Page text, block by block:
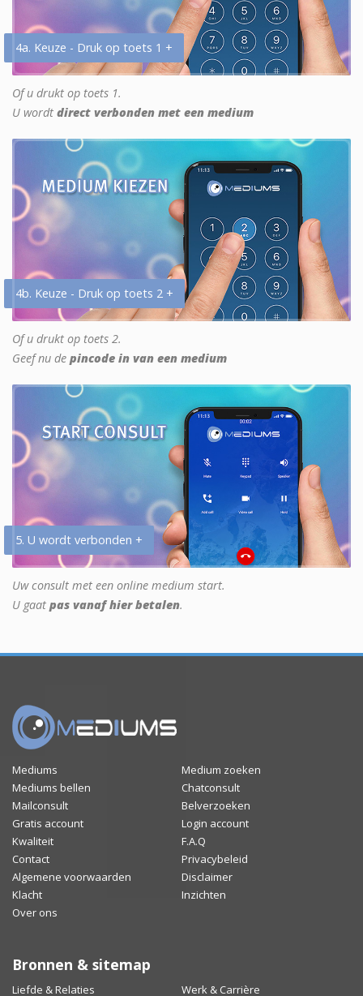
4a. Keuze - Druk op toets 1 +
Of u drukt op toets 1.
U wordt direct verbonden met een medium
4b. Keuze - Druk op toets 2 +
Of u drukt op toets 2.
Geef nu de pincode in van een medium
5. U wordt verbonden +
Uw consult met een online medium start.
U gaat pas vanaf hier betalen.
Mediums
Medium zoeken
Mediums bellen
Chatconsult
Mailconsult
Belverzoeken
Gratis account
Login account
Kwaliteit
F.A.Q
Contact
Privacybeleid
Algemene voorwaarden
Disclaimer
Klacht
Inzichten
Over ons
Bronnen & sitemap
Liefde & Relaties Werk & Carrière